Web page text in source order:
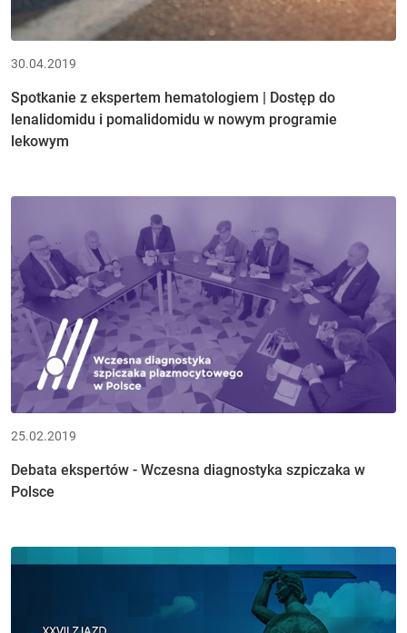
30.04.2019
Spotkanie z ekspertem hematologiem | Dostęp do
lenalidomidu i pomalidomidu w nowym programie
lekowym
25.02.2019
Debata ekspertów - Wczesna diagnostyka szpiczaka w
Polsce